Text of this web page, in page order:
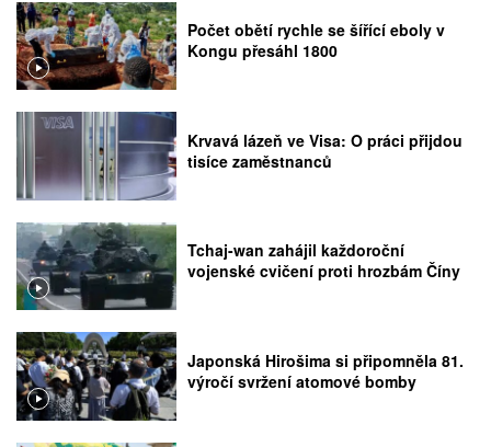
Počet obětí rychle se šířící eboly v
Kongu přesáhl 1800
Krvavá lázeň ve Visa: O práci přijdou
tisíce zaměstnanců
Tchaj-wan zahájil každoroční
vojenské cvičení proti hrozbám Číny
Japonská Hirošima si připomněla 81.
výročí svržení atomové bomby